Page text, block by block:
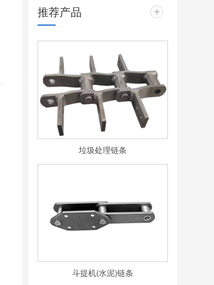
推荐产品 +
垃圾处理链条
斗提机(水泥)链条